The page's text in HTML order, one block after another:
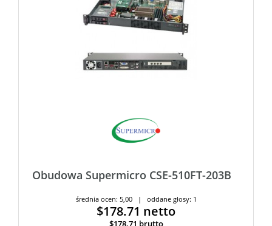
Obudowa Supermicro CSE-510FT-203B
średnia ocen: 5,00 | oddane głosy: 1
$178.71 netto
$178.71 brutto